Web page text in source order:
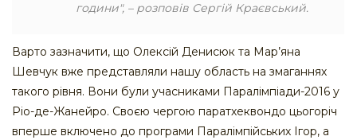
години", – розповів Сергій Краєвський.
Варто зазначити, що Олексій Денисюк та Мар’яна
Шевчук вже представляли нашу область на змаганнях
такого рівня. Вони були учасниками Паралімпіади-2016 у
Ріо-де-Жанейро. Своєю чергою паратхеквондо цьогоріч
вперше включено до програми Паралімпійських Ігор, а